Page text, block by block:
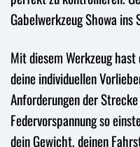
Gabelwerkzeug Showa ins
Mit diesem Werkzeug
deine individuellen
Anforderungen der
Federvorspannung so
dein Gewicht, deinen